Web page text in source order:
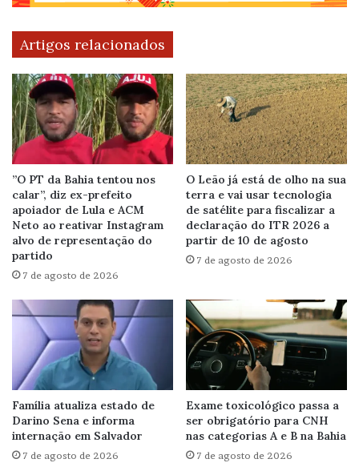
Artigos relacionados
”O PT da Bahia tentou nos
calar”, diz ex-prefeito
apoiador de Lula e ACM
Neto ao reativar Instagram
alvo de representação do
partido
7 de agosto de 2026
O Leão já está de olho na sua
terra e vai usar tecnologia
de satélite para fiscalizar a
declaração do ITR 2026 a
partir de 10 de agosto
7 de agosto de 2026
Família atualiza estado de
Darino Sena e informa
internação em Salvador
7 de agosto de 2026
Exame toxicológico passa a
ser obrigatório para CNH
nas categorias A e B na Bahia
7 de agosto de 2026